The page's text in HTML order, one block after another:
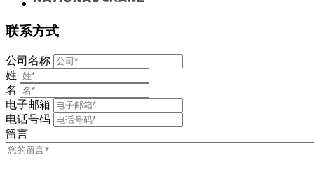
联系方式
公司名称
姓
名
电子邮箱
电话号码
留言